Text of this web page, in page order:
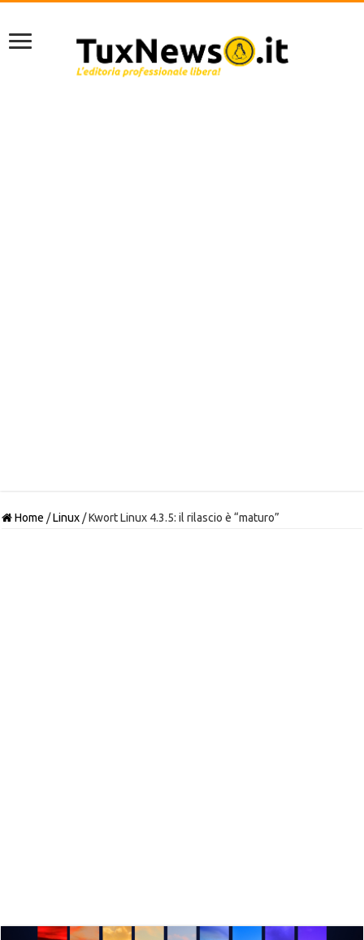
Home /Linux /Kwort Linux 4.3.5: il rilascio è “maturo”